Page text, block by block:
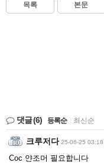
목록 본문
댓글(6) 등록순 최신순
크루저다 25-06-25 03:18
Coc 얀조머 필요합니다